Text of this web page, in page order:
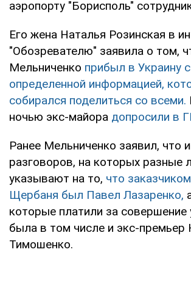
аэропорту "Борисполь"
Его жена Наталья Розинская в
"Обозревателю" заявила о том,
Мельниченко прибыл в Украину с
определенной информацией,
собирался поделиться со всеми.
ночью экс-майора допросили в
Ранее Мельниченко заявил, что
разговоров, на которых разные
указывают на то, что
Щербаня был Павел Лазаренко,
которые платили за совершение
была в том числе и экс-премьер
Тимошенко.